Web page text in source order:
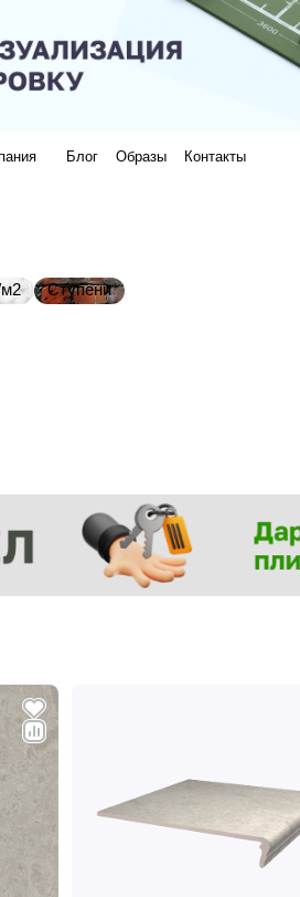
Блог Образы Контакты
м2 Ступени